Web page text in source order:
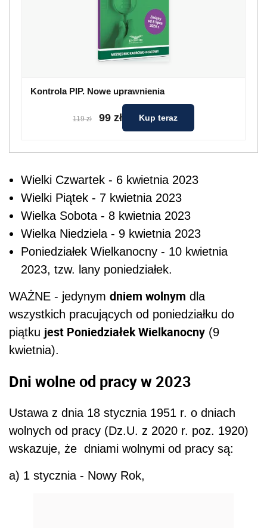
Kontrola PIP. Nowe uprawnienia
119 zł 99 zł Kup teraz
Wielki Czwartek - 6 kwietnia 2023
Wielki Piątek - 7 kwietnia 2023
Wielka Sobota - 8 kwietnia 2023
Wielka Niedziela - 9 kwietnia 2023
Poniedziałek Wielkanocny - 10 kwietnia
2023, tzw. lany poniedziałek.
WAŻNE - jedynym dniem wolnym dla
wszystkich pracujących od poniedziałku do
piątku jest Poniedziałek Wielkanocny (9
kwietnia).
Dni wolne od pracy w 2023
Ustawa z dnia 18 stycznia 1951 r. o dniach
wolnych od pracy (Dz.U. z 2020 r. poz. 1920)
wskazuje, że dniami wolnymi od pracy są:
a) 1 stycznia - Nowy Rok,